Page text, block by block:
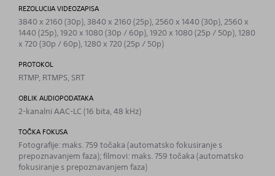
REZOLUCIJA VIDEOZAPISA
3840 x 2160 (30p), 3840 x 2160 (25p), 2560 x 1440 (30p), 2560 x
1440 (25p), 1920 x 1080 (30p / 60p), 1920 x 1080 (25p / 50p), 1280
x 720 (30p / 60p), 1280 x 720 (25p / 50p)
PROTOKOL
RTMP, RTMPS, SRT
OBLIK AUDIOPODATAKA
2-kanalni AAC-LC (16 bita, 48 kHz)
TOČKA FOKUSA
Fotografije: maks. 759 točaka (automatsko fokusiranje s
prepoznavanjem faza); filmovi: maks. 759 točaka (automatsko
fokusiranje s prepoznavanjem faza)